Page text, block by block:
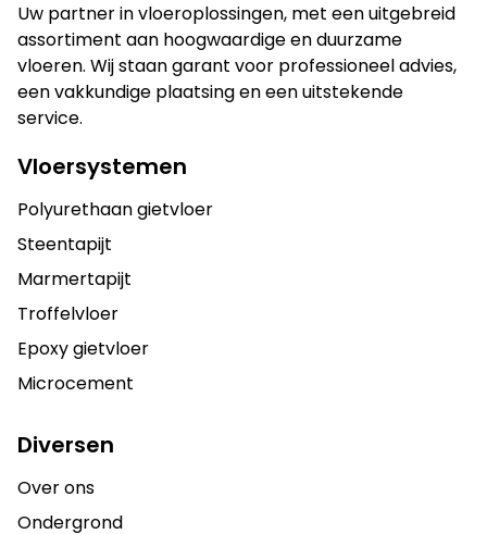
Uw partner in vloeroplossingen, met een uitgebreid
assortiment aan hoogwaardige en duurzame
vloeren. Wij staan garant voor professioneel advies,
een vakkundige plaatsing en een uitstekende
service.
Vloersystemen
Polyurethaan gietvloer
Steentapijt
Marmertapijt
Troffelvloer
Epoxy gietvloer
Microcement
Diversen
Over ons
Ondergrond